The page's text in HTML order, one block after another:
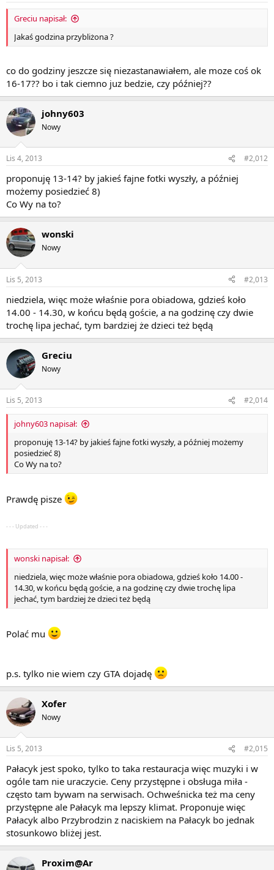
Greciu napisał:
Jakaś godzina przybliżona ?
co do godziny jeszcze się niezastanawiałem, ale moze coś ok
16-17?? bo i tak ciemno juz bedzie, czy później??
johny603
Nowy
Lis 4, 2013 #2,012
proponuję 13-14? by jakieś fajne fotki wyszły, a później
możemy posiedzieć 8)
Co Wy na to?
wonski
Nowy
Lis 5, 2013 #2,013
niedziela, więc może właśnie pora obiadowa, gdzieś koło
14.00 - 14.30, w końcu będą goście, a na godzinę czy dwie
trochę lipa jechać, tym bardziej że dzieci też będą
Greciu
Nowy
Lis 5, 2013 #2,014
johny603 napisał:
proponuję 13-14? by jakieś fajne fotki wyszły, a później możemy
posiedzieć 8)
Co Wy na to?
Prawdę pisze
- - - Updated - - -
wonski napisał:
niedziela, więc może właśnie pora obiadowa, gdzieś koło 14.00 -
14.30, w końcu będą goście, a na godzinę czy dwie trochę lipa
jechać, tym bardziej że dzieci też będą
Polać mu
p.s. tylko nie wiem czy GTA dojadę
Xofer
Nowy
Lis 5, 2013 #2,015
Pałacyk jest spoko, tylko to taka restauracja więc muzyki i w
ogóle tam nie uraczycie. Ceny przystępne i obsługa miła -
często tam bywam na serwisach. Ochweśnicka też ma ceny
przystępne ale Pałacyk ma lepszy klimat. Proponuje więc
Pałacyk albo Przybrodzin z naciskiem na Pałacyk bo jednak
stosunkowo bliżej jest.
Proxim@Ar